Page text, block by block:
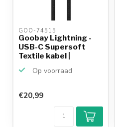
GOO-74515
Goobay Lightning -
USB-C Supersoft
Textile kabel |
Op voorraad
€20,99